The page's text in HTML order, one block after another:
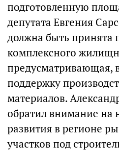
подготовленную
депутата Евгения
должна быть принята
комплексного
предусматривающая,
поддержку
материалов.
обратил внимание на
развития в регионе
участков под